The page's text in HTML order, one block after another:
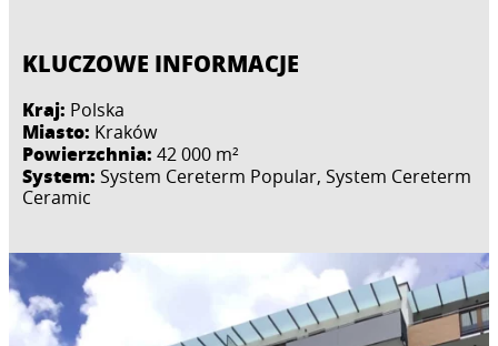
KLUCZOWE INFORMACJE
Kraj: Polska
Miasto: Kraków
Powierzchnia: 42 000 m²
System: System Cereterm Popular, System Cereterm
Ceramic